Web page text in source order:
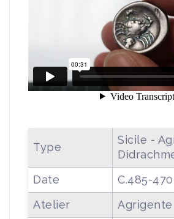
Type
Sicile -
Date
C.485-
Atelier
Agrigente